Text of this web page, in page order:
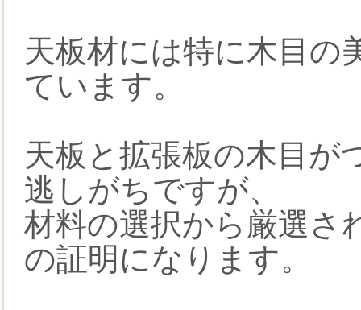
天板材には特に木目の
ています。
天板と拡張板の木目が
逃しがちですが、
材料の選択から厳選さ
の証明になります。